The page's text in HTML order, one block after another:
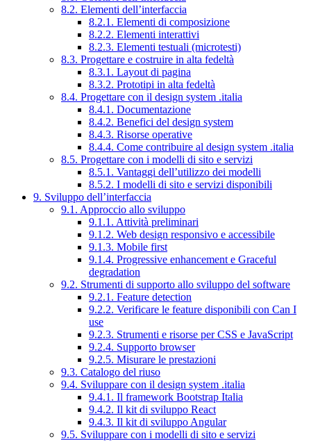
8.2. Elementi dell’interfaccia
8.2.1. Elementi di composizione
8.2.2. Elementi interattivi
8.2.3. Elementi testuali (microtesti)
8.3. Progettare e costruire in alta fedeltà
8.3.1. Layout di pagina
8.3.2. Prototipi in alta fedeltà
8.4. Progettare con il design system .italia
8.4.1. Documentazione
8.4.2. Benefici del design system
8.4.3. Risorse operative
8.4.4. Come contribuire al design system .italia
8.5. Progettare con i modelli di sito e servizi
8.5.1. Vantaggi dell’utilizzo dei modelli
8.5.2. I modelli di sito e servizi disponibili
9. Sviluppo dell’interfaccia
9.1. Approccio allo sviluppo
9.1.1. Attività preliminari
9.1.2. Web design responsivo e accessibile
9.1.3. Mobile first
9.1.4. Progressive enhancement e Graceful
degradation
9.2. Strumenti di supporto allo sviluppo del software
9.2.1. Feature detection
9.2.2. Verificare le feature disponibili con Can I
use
9.2.3. Strumenti e risorse per CSS e JavaScript
9.2.4. Supporto browser
9.2.5. Misurare le prestazioni
9.3. Catalogo del riuso
9.4. Sviluppare con il design system .italia
9.4.1. Il framework Bootstrap Italia
9.4.2. Il kit di sviluppo React
9.4.3. Il kit di sviluppo Angular
9.5. Sviluppare con i modelli di sito e servizi